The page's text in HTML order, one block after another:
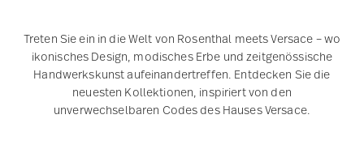
Treten Sie ein in die Welt von Rosenthal meets Versace – wo
ikonisches Design, modisches Erbe und zeitgenössische
Handwerkskunst aufeinandertreffen. Entdecken Sie die
neuesten Kollektionen, inspiriert von den
unverwechselbaren Codes des Hauses Versace.